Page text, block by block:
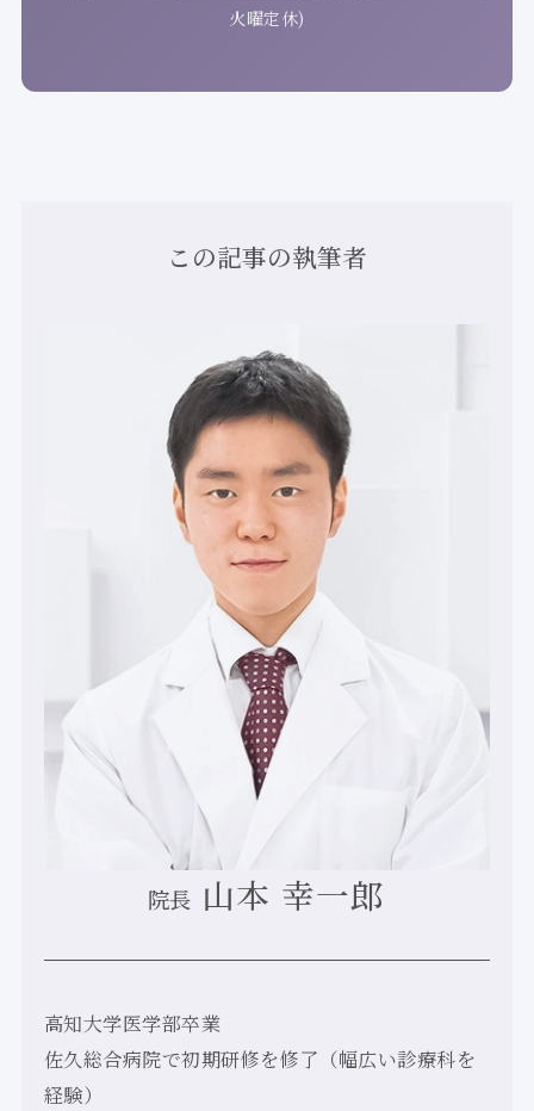
火曜定休)
この記事の執筆者
院長 山本 幸一郎
高知大学医学部卒業
佐久総合病院で初期研修を修了（幅広い診療科を
経験）